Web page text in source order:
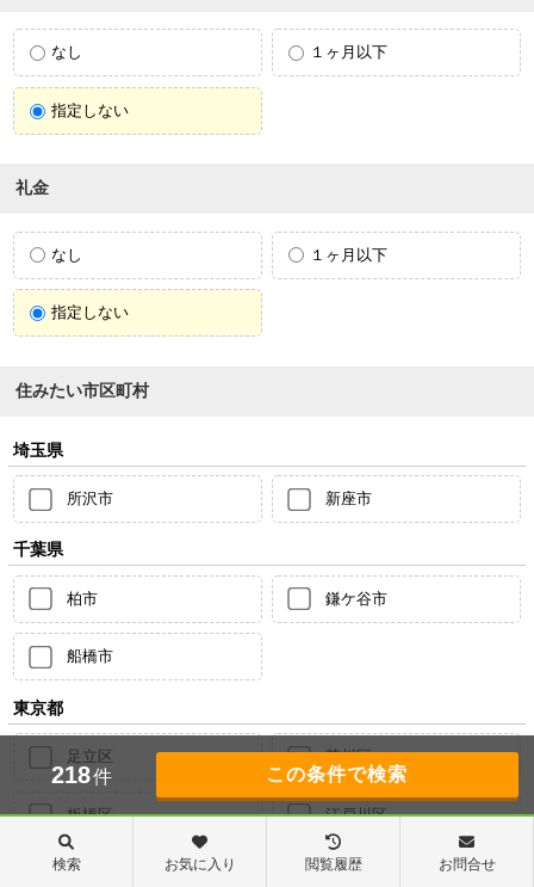
なし １ヶ月以下
指定しない
礼金
なし １ヶ月以下
指定しない
住みたい市区町村
埼玉県
所沢市 新座市
千葉県
柏市 鎌ケ谷市
船橋市
東京都
足立区 荒川区
板橋区 江戸川区
大田区 葛飾区
218件
検索 お気に入り 閲覧履歴 お問合せ